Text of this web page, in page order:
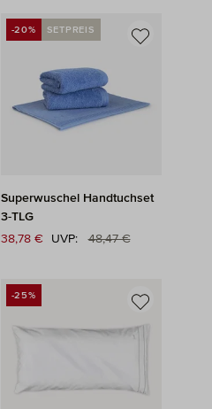
RABATT
-20% SETPREIS
Superwuschel Handtuchset
3-TLG
Verkaufspreis:
38,78 € UVP: Regulärer Preis:
48,47 €
RABATT
-25%